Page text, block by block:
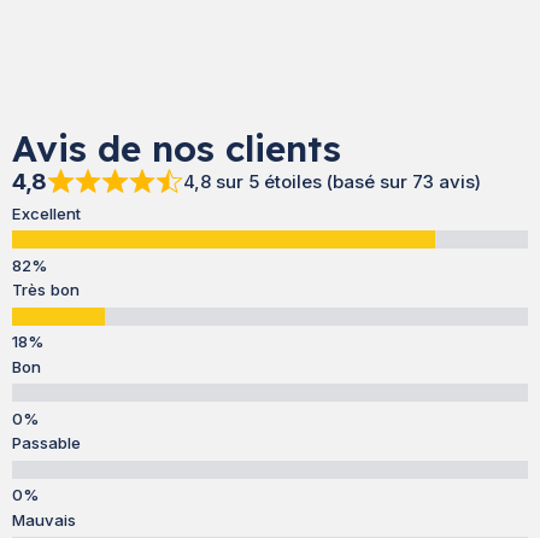
Avis de nos clients
4,8 4,8 sur 5 étoiles (basé sur 73 avis)
Excellent
Très bon
Bon
Passable
Mauvais